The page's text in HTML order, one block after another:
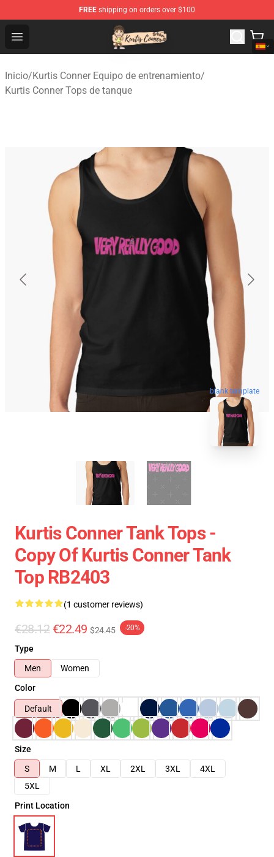
FREE shipping on orders over $100
Open menu
Kurtis Conner Store - Official Kurtis Conner Merchandise
Inicio/Kurtis Conner Equipo de entrenamiento/
Kurtis Conner Tops de tanque
blank template
Kurtis Conner Tank Tops -
Copy Of Kurtis Conner Tank
Top RB2403
(1 customer reviews)
€28.12 €22.49 $24.45 -20%
Type
Men
Women
Color
Default
Size
S
M L XL 2XL 3XL
4XL
5XL
Print Location